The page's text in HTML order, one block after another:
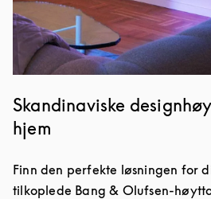
Skandinaviske
hjem
Finn den perfekte løsningen for
tilkoplede Bang & Olufsen-